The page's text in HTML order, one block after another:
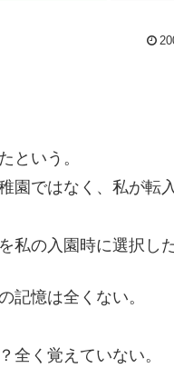
という。
園ではなく、私が転
の入園時に選択し
記憶は全くない。
全く覚えていない。